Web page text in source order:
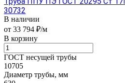
30732
В наличии
от 33 794 ₽/м
В корзину
ГОСТ несущей трубы
10705
Диаметр трубы, мм